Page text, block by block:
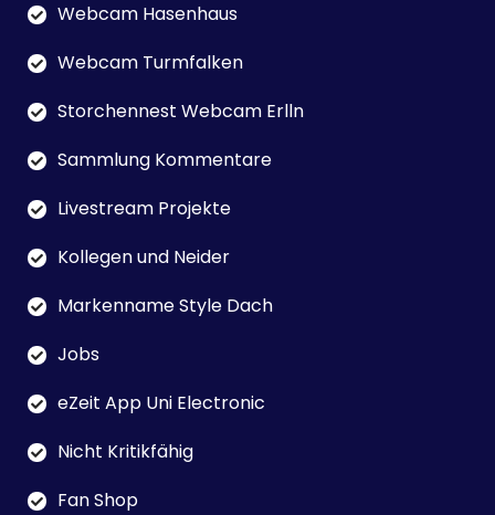
Webcam Hasenhaus
Webcam Turmfalken
Storchennest Webcam Erlln
Sammlung Kommentare
Livestream Projekte
Kollegen und Neider
Markenname Style Dach
Jobs
eZeit App Uni Electronic
Nicht Kritikfähig
Fan Shop